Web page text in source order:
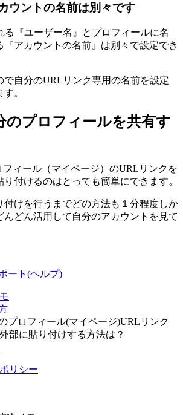
ウントの名前は別々です
る『ユーザー名』とプロフィールに名
『アカウントの名前』は別々で設定でき
で自分のURLリンク専用の名前を設定
。
のプロフィールを共有す
フィール（マイページ）のURLリンクを
付けるのはとっても簡単にできます。
付けを行うまでどの方法も１分程度しか
んどん活用して自分のアカウントを見て
ート(ヘルプ)
プロフィール(マイページ)URLリンク
部に貼り付けする方法は？
リシー